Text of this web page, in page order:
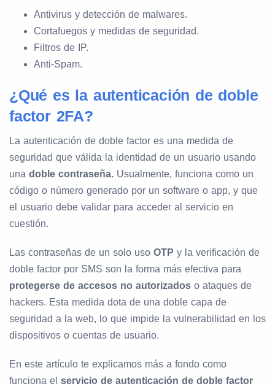
Antivirus y detección de malwares.
Cortafuegos y medidas de seguridad.
Filtros de IP.
Anti-Spam.
¿Qué es la autenticación de doble
factor 2FA?
La autenticación de doble factor es una medida de
seguridad que válida la identidad de un usuario usando
una doble contraseña. Usualmente, funciona como un
código o número generado por un software o app, y que
el usuario debe validar para acceder al servicio en
cuestión.
Las contraseñas de un solo uso OTP y la verificación de
doble factor por SMS son la forma más efectiva para
protegerse de accesos no autorizados o ataques de
hackers. Esta medida dota de una doble capa de
seguridad a la web, lo que impide la vulnerabilidad en los
dispositivos o cuentas de usuario.
En este artículo te explicamos más a fondo como
funciona el servicio de autenticación de doble factor